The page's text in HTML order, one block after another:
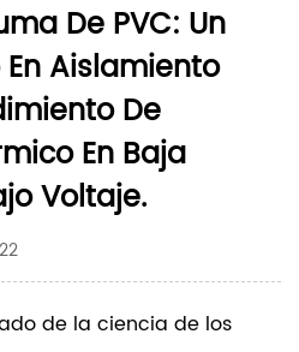
De PVC: Un
Aislamiento
De
En Baja
Voltaje.
de la ciencia de los